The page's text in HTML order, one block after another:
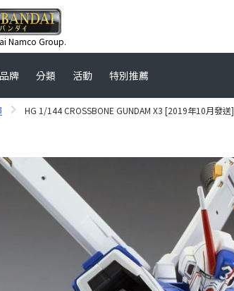
Namco Group.
品牌 分類 活動 特別推薦
HG 1/144 CROSSBONE GUNDAM X3 [2019年10月發送]